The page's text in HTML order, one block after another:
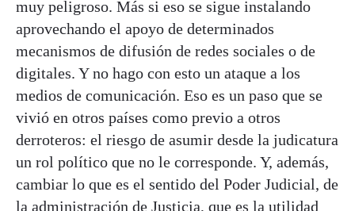
muy peligroso. Más si eso se sigue instalando
aprovechando el apoyo de determinados
mecanismos de difusión de redes sociales o de
digitales. Y no hago con esto un ataque a los
medios de comunicación. Eso es un paso que se
vivió en otros países como previo a otros
derroteros: el riesgo de asumir desde la judicatura
un rol político que no le corresponde. Y, además,
cambiar lo que es el sentido del Poder Judicial, de
la administración de Justicia, que es la utilidad